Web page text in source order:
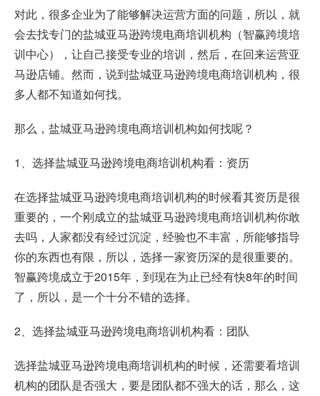
对此，很多企业为了能够解决运营方面的问题，所以，就
会去找专门的盐城亚马逊跨境电商培训机构（智赢跨境培
训中心），让自己接受专业的培训，然后，在回来运营亚
马逊店铺。然而，说到盐城亚马逊跨境电商培训机构，很
多人都不知道如何找。
那么，盐城亚马逊跨境电商培训机构如何找呢？
1、选择盐城亚马逊跨境电商培训机构看：资历
在选择盐城亚马逊跨境电商培训机构的时候看其资历是很
重要的，一个刚成立的盐城亚马逊跨境电商培训机构你敢
去吗，人家都没有经过沉淀，经验也不丰富，所能够指导
你的东西也有限，所以，选择一家资历深的是很重要的。
智赢跨境成立于2015年，到现在为止已经有快8年的时间
了，所以，是一个十分不错的选择。
2、选择盐城亚马逊跨境电商培训机构看：团队
选择盐城亚马逊跨境电商培训机构的时候，还需要看培训
机构的团队是否强大，要是团队都不强大的话，那么，这